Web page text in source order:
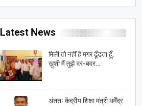
Latest News
मिली तो नहीं है मगर ढूँढता हूँ,
ख़ुशी मैं तुझे दर-बदर…
अंततः केंद्रीय शिक्षा मंत्री धर्मेंद्र